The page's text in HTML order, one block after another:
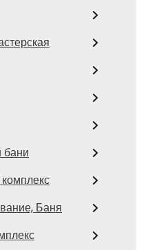
бани
Баня